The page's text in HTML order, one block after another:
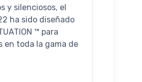
y silenciosos, el
ha sido diseñado
™ para
en toda la gama de